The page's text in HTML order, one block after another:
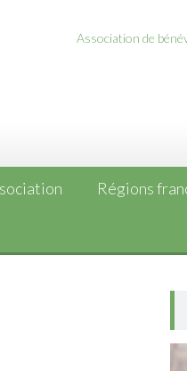
Association de
Régions